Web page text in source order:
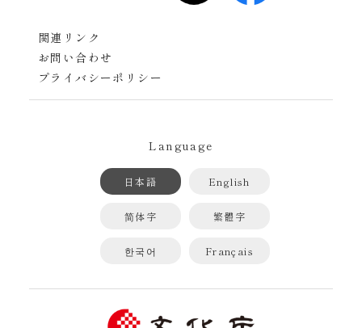
関連リンク
お問い合わせ
プライバシーポリシー
Language
日本語 English
简体字 繁體字
한국어 Français